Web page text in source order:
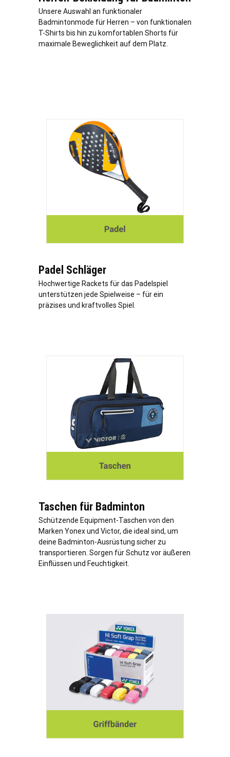
Unsere Auswahl an funktionaler
Badmintonmode für Herren – von funktionalen
T-Shirts bis hin zu komfortablen Shorts für
maximale Beweglichkeit auf dem Platz.
Padel Schläger
Hochwertige Rackets für das Padelspiel
unterstützen jede Spielweise – für ein
präzises und kraftvolles Spiel.
Taschen für Badminton
Schützende Equipment-Taschen von den
Marken Yonex und Victor, die ideal sind, um
deine Badminton-Ausrüstung sicher zu
transportieren. Sorgen für Schutz vor äußeren
Einflüssen und Feuchtigkeit.